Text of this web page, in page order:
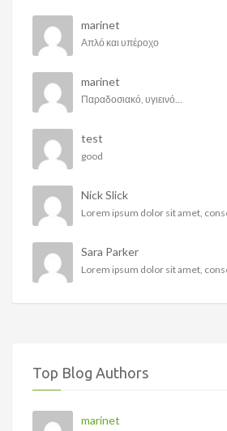
marinet
Απλό και υπέροχο
marinet
Παραδοσιακό, υγιεινό...
test
good
Nick Slick
Lorem ipsum dolor sit amet,
Sara Parker
Lorem ipsum dolor sit amet,
Top Blog Authors
marinet